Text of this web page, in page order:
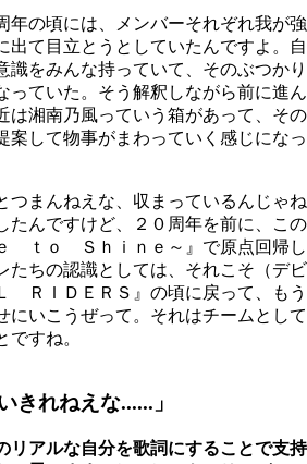
の頃には、メンバーそれぞれ我が強
出て目立とうとしていたんですよ。自
識をみんな持っていて、そのぶつかり
っていた。そう解釈しながら前に進ん
は湘南乃風っていう箱があって、その
案して物事がまわっていく感じになっ
つまんねえな、収まっているんじゃね
たんですけど、２０周年を前に、この
ｔｏ Ｓｈｉｎｅ～』で原点回帰し
たちの認識としては、それこそ（デビ
ＲＩＤＥＲＳ』の頃に戻って、もう
にいこうぜって。それはチームとして
すね。
きれねえな......」
アルな自分を歌詞にすることで支持